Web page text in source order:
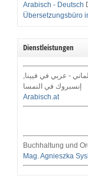
Arabisch - Deutsch
Übersetzungsbüro
Dienstleistungen
- عربي في فيينا,
إنسبروك في النمسا
Arabisch.at
Buchhaltung und
Mag. Agnieszka